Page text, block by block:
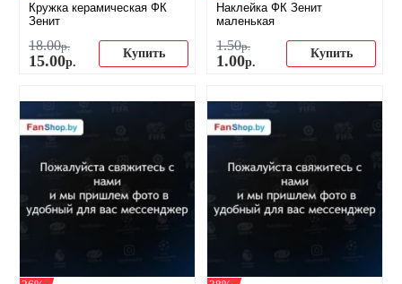
Кружка керамическая ФК
Зенит
18.00р.
15.00р.
Купить
Наклейка ФК Зенит
маленькая
1.50р.
1.00р.
Купить